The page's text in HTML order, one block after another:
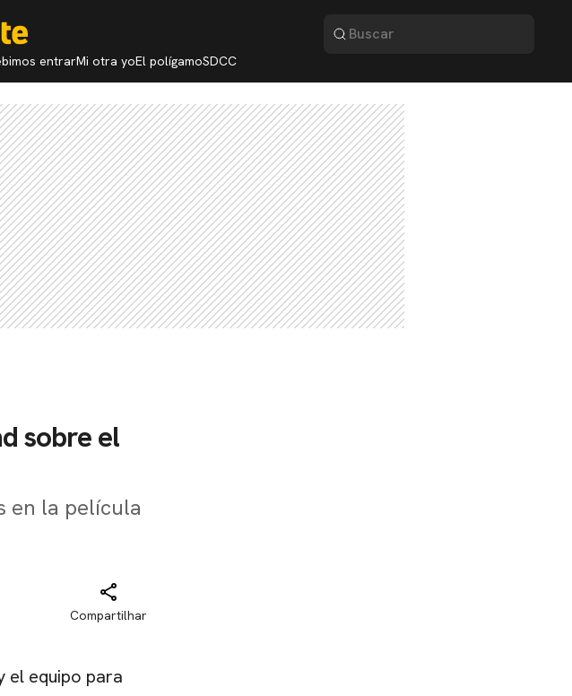
entrarMi otra yoEl polígamoSDCC
sobre el
en la película
Compartilhar
el equipo para